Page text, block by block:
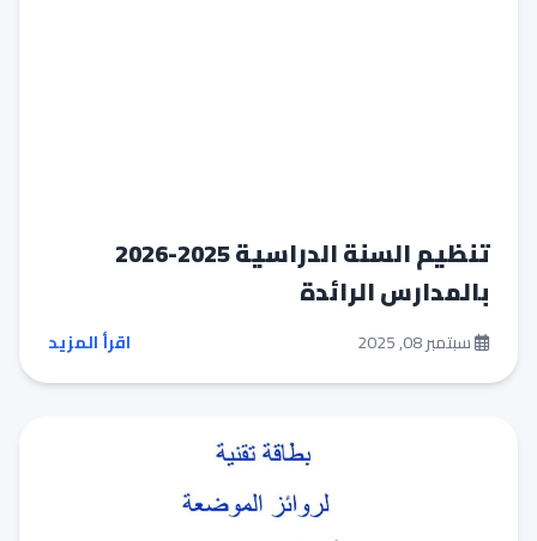
تنظيم السنة الدراسية 2025-2026
بالمدارس الرائدة
سبتمبر 08, 2025 اقرأ المزيد